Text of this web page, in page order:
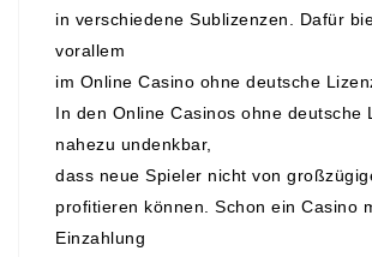
in verschiedene Sublizenzen. Dafür
vorallem
im Online Casino ohne deutsche
In den Online Casinos ohne deutsche
nahezu undenkbar,
dass neue Spieler nicht von
profitieren können. Schon ein Casino
Einzahlung